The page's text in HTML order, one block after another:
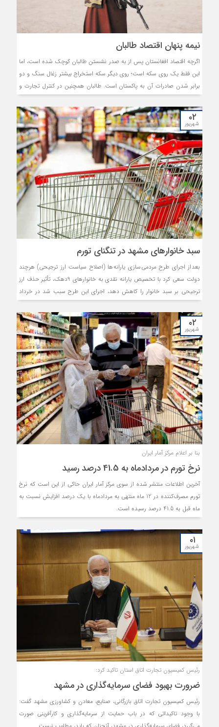
نیمه پنهان اقتصاد طالبان
اگرچه اقتصاد افغانستان پس از به صدر نشستن طالبان کوچک شده است، اما
این فقط یک روی سکه است؛ روی دیگر سکه استخراج بیشتر زغال سنگ و دو
برابر شدن صادرات آن به پاکستان است. طالبان همچنین در کنترل تجارت و
حفظ درآمدها در این حوزه موفق بوده است؛ آن‌چنان‌که درآمدهای گمرکی
به‌رغم کاهش تجارت به اندازه دولت اشرف غنی‌احمد‌زی است. آمارها نشان
می‌دهد میزان صادرات نیز از ۲/ ۱میلیارد دلار به رقم ۸/ ۱میلیارد دلار رسیده
است. برای اولین‌بار در طول ۲۰سال گذشته سند بودجه ملی بدون کمک
خارجی تنظیم شد.
۰۲
شهریور
سبد خانوارهای مشهد در تنگنای تورم
بعد از اجرای طرح مردمی سازی یارانه ها (اصلاح سیاست ارز ترجیحی) هر چند
دولت سعی کرد با تخصیص یارانه نقدی به خانوارهای 9دهک، تأثیر حذف ارز
ترجیحی بر سبد خانوار را کاهش دهد، اجرای این طرح سبب شد در خرداد
امسال، شاهد افزایش قیمت بیشتر اقلام اساسی در بازار باشیم. این موضوع در
ماه های اخیر به صورت کاهش مصرف برخی کالاهای اساسی ازسوی مردم دیده
می شود. کاهش مصرف سبب شده است میزان تولید هم کاهش یابد.
۰۲
شهریور
بنا بر اعلام مرکز آمار ایران
نرخ تورم در مردادماه به 41.5 درصد رسید
آخرین اطلاعات منتشر شده از سوی مرکز آمار ایران حاکی از این است که نرخ
تورم مصرف‌کننده در 12 ماه منتهی به مردادماه با یک درصد افزایش نسبت به
ماه قبل به 41.5 درصد رسیده است.
۰۱
شهریور
رئیس کمیسیون تجارت اتاق استان تاکید کرد:
ضرورت بهبود فضای سرمایه‌گذاری در مشهد
رئیس کمیسیون تجارت اتاق بازرگانی، صنایع، معادن و کشاورزی مشهد گفت:
با وجود تاکیداتی که در باب حمایت از سرمایه‌گذاری و کارآفرینی صورت